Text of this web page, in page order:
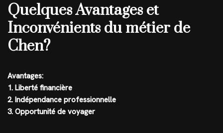
Quelques Avantages et
Inconvénients du métier de
Chen?
Avantages:
1. Liberté financière
2. Indépendance professionnelle
3. Opportunité de voyager